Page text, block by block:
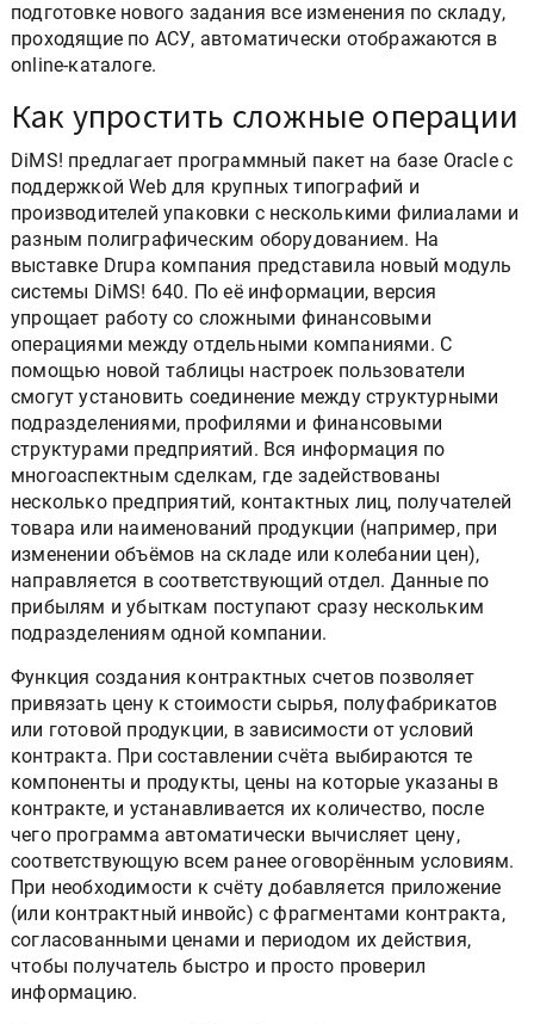
подготовке нового задания все изменения по складу,
проходящие по АСУ, автоматически отображаются в
online-каталоге.
Как упростить сложные операции
DiMS! предлагает программный пакет на базе Oracle с
поддержкой Web для крупных типографий и
производителей упаковки с несколькими филиалами и
разным полиграфическим оборудованием. На
выставке Drupa компания представила новый модуль
системы DiMS! 640. По её информации, версия
упрощает работу со сложными финансовыми
операциями между отдельными компаниями. С
помощью новой таблицы настроек пользователи
смогут установить соединение между структурными
подразделениями, профилями и финансовыми
структурами предприятий. Вся информация по
многоаспектным сделкам, где задействованы
несколько предприятий, контактных лиц, получателей
товара или наименований продукции (например, при
изменении объёмов на складе или колебании цен),
направляется в соответствующий отдел. Данные по
прибылям и убыткам поступают сразу нескольким
подразделениям одной компании.
Функция создания контрактных счетов позволяет
привязать цену к стоимости сырья, полуфабрикатов
или готовой продукции, в зависимости от условий
контракта. При составлении счёта выбираются те
компоненты и продукты, цены на которые указаны в
контракте, и устанавливается их количество, после
чего программа автоматически вычисляет цену,
соответствующую всем ранее оговорённым условиям.
При необходимости к счёту добавляется приложение
(или контрактный инвойс) с фрагментами контракта,
согласованными ценами и периодом их действия,
чтобы получатель быстро и просто проверил
информацию.